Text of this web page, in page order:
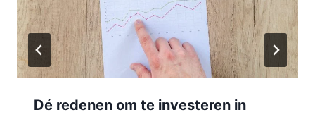
Dé redenen om te investeren in